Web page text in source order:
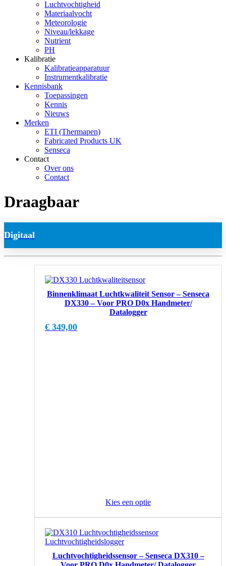
Luchtvochtigheid
Materiaalvocht
Meteorologie
Niveau/lekkage
Nutrient
PH
Kalibratie
Kalibratieapparatuur
Instrumentkalibratie
Kennisbank
Toepassingen
Kennis
Nieuws
Merken
ETI (Thermapen)
Fabricated Products UK
Senseca
Contact
Over ons
Contact
Draagbaar
Digitaal
Binnenklimaat Luchtkwaliteit Sensor – Senseca
DX330 – Voor PRO D0x Handmeter/
Datalogger
€ 349,00
Kies een optie
Luchtvochtigheidssensor – Senseca DX310 –